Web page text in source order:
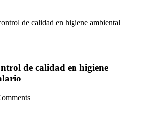
de calidad en higiene ambiental
de calidad en higiene